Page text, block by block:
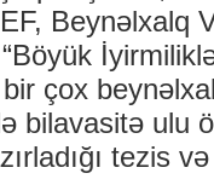
Beynəlxalq
çox
bilavasitə ulu
tezis